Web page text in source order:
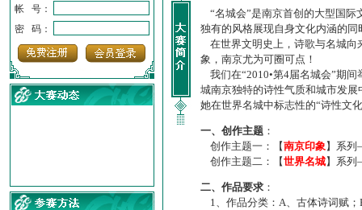
帐 号：
密 码：
·【诗意·名城】地铁展示作...
“名城会”是南京首创的大型国际
独有的风格展现自身文化内涵的
在世界文明史上，诗歌与名城向
象，南京尤为可圈可点！
我们在“2010•第4届名城会”期
城南京独特的诗性气质和城市发
她在世界名城中标志性的“诗性文
一、创作主题 ：
创作主题一：【南京印象】系
创作主题二：【世界名城】系
二、作品要求 ：
1、作品分类：A、古体诗词赋；